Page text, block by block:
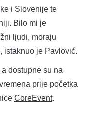
i Slovenije te
Bilo mi je
ljudi, moraju
istaknuo je Pavlović.
dostupne su na
prije početka
CoreEvent.